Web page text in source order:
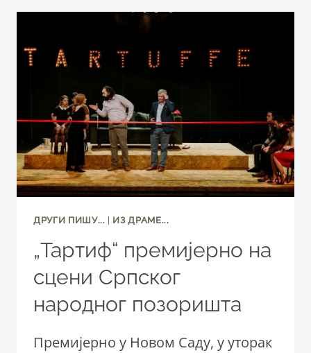
ПРАВОГ
ПОЗОРИШТА
ДРУГИ ПИШУ... ИЗ ДРАМЕ...
„Тартиф“ премијерно на
сцени Српског
народног позоришта
Премијерно у Новом Саду, у уторак